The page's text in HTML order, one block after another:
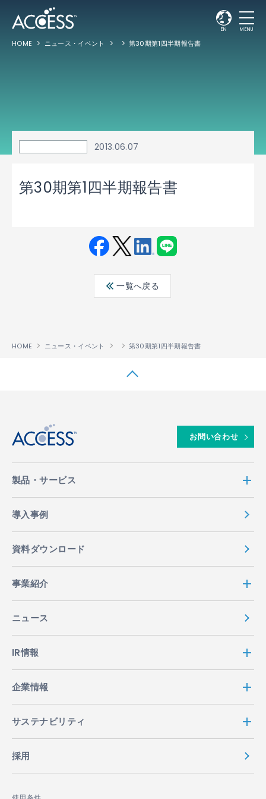
EN MENU
HOME ニュース・イベント 第30期第1四半期報告書
2013.06.07
第30期第1四半期報告書
ebo ter
edin
一覧へ戻る
HOME ニュース・イベント 第30期第1四半期報告書
お問い合わせ
製品・サービス
導入事例
資料ダウンロード
事業紹介
ニュース
IR情報
企業情報
サステナビリティ
採用